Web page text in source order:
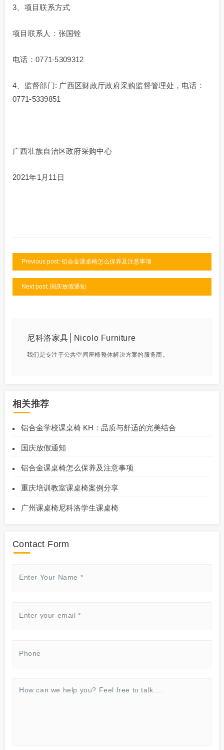
3、项目联系方式
项目联系人：张国铨
电话：0771-5309312
4、监督部门: 广西区财政厅政府采购监督管理处，电话：
0771-5339851
广西壮族自治区政府采购中心
2021年1月11日
Previous post: 铝合金课桌椅怎么保养及注意事项
Next post: 国庆放假通知
尼科洛家具│Nicolo Furniture
我们是专注于公共空间座椅整体解决方案的服务商。
相关推荐
铝合金学校课桌椅 KH：品质与舒适的完美结合
国庆放假通知
铝合金课桌椅怎么保养及注意事项
重庆培训教室课桌椅案例分享
广州课桌椅尼科洛学生课桌椅
Contact Form